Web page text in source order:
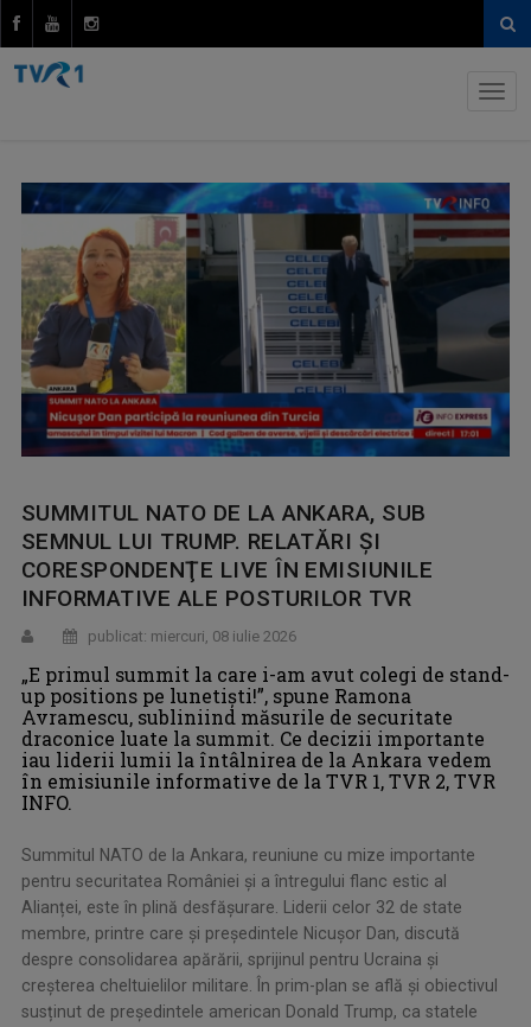
SUMMITUL NATO DE LA ANKARA, SUB
SEMNUL LUI TRUMP. RELATĂRI ŞI
CORESPONDENŢE LIVE ÎN EMISIUNILE
INFORMATIVE ALE POSTURILOR TVR
publicat: miercuri, 08 iulie 2026
„E primul summit la care i-am avut colegi de stand-
up positions pe lunetişti!”, spune Ramona
Avramescu, subliniind măsurile de securitate
draconice luate la summit. Ce decizii importante
iau liderii lumii la întâlnirea de la Ankara vedem
în emisiunile informative de la TVR 1, TVR 2, TVR
INFO.
Summitul NATO de la Ankara, reuniune cu mize importante
pentru securitatea României și a întregului flanc estic al
Alianței, este în plină desfăşurare. Liderii celor 32 de state
membre, printre care și președintele Nicușor Dan, discută
despre consolidarea apărării, sprijinul pentru Ucraina și
creșterea cheltuielilor militare. În prim-plan se află și obiectivul
susținut de președintele american Donald Trump, ca statele